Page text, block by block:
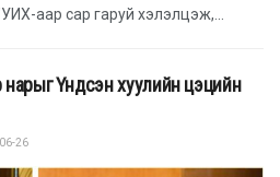
аар сар гаруй хэлэлцэж,...
нарыг Үндсэн хуулийн цэцийн
26